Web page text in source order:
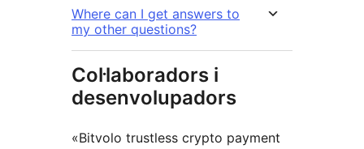
Where can I get answers to
my other questions?
Col·laboradors i
desenvolupadors
«Bitvolo trustless crypto payment